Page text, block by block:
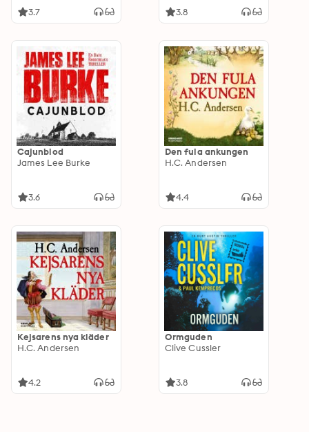
3.7 3.8
Cajunblod
James Lee Burke
3.6
Den fula ankungen
H.C. Andersen
4.4
Kejsarens nya kläder
H.C. Andersen
4.2
Ormguden
Clive Cussler
3.8